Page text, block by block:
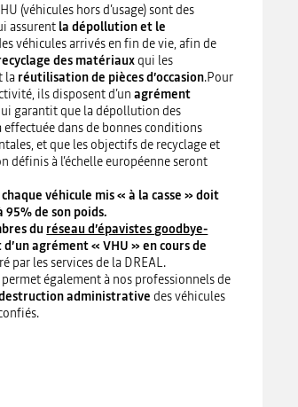
(véhicules hors d’usage) sont des
assurentla dépollution et le
véhicules arrivés en fin de vie, afin de
des matériauxqui les
laréutilisation de pièces d’occasion.Pour
ils disposent d’unagrément
garantit que la dépollution des
effectuée dans de bonnes conditions
et que les objectifs de recyclage et
définis à l’échelle européenne seront
véhicule mis « à la casse » doit
de son poids.
du réseau d’épavistes goodbye-
agrément « VHU » en cours de
par les services de la DREAL.
également à nos professionnels de
administrativedes véhicules